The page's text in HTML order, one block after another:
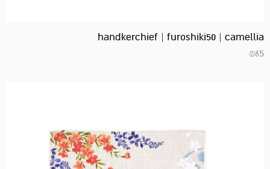
handkerchief | furoshiki50 | camellia
₪65